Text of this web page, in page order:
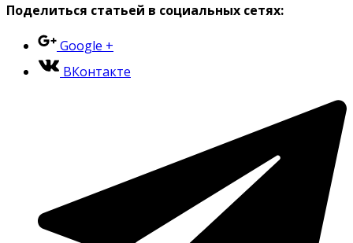
Поделиться статьей в социальных сетях:
Google +
ВКонтакте